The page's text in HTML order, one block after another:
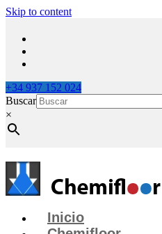
Skip to content
+34 937 152 024
Buscar
×
Inicio